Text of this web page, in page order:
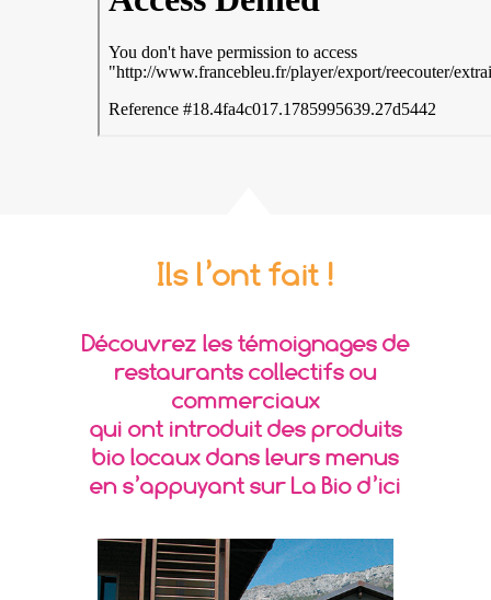
Ils l’ont fait !
Découvrez les témoignages de
restaurants collectifs ou
commerciaux
qui ont introduit des produits
bio locaux dans leurs menus
en s’appuyant sur La Bio d’ici